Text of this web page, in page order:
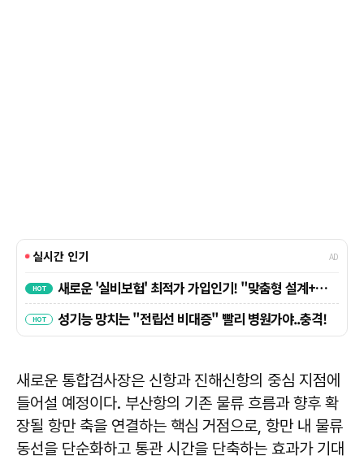
새로운 통합검사장은 신항과 진해신항의 중심 지점에
들어설 예정이다. 부산항의 기존 물류 흐름과 향후 확
장될 항만 축을 연결하는 핵심 거점으로, 항만 내 물류
동선을 단순화하고 통관 시간을 단축하는 효과가 기대